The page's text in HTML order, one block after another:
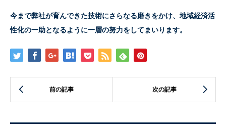
今まで弊社が育んできた技術にさらなる磨きをかけ、地域経済活
性化の一助となるように一層の努力をしてまいります。